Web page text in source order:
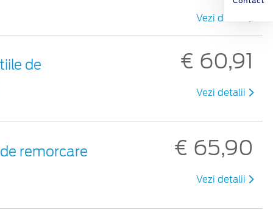
Vezi detalii
de
€ 60,91
Vezi detalii
remorcare
€ 65,90
Vezi detalii